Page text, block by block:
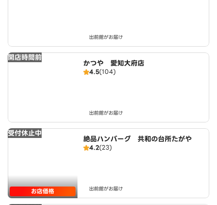
出前館がお届け
開店時間前
かつや 愛知大府店
4.5(104)
出前館がお届け
受付休止中
お店価格
絶品ハンバーグ 共和の台所たがや
4.2(23)
出前館がお届け